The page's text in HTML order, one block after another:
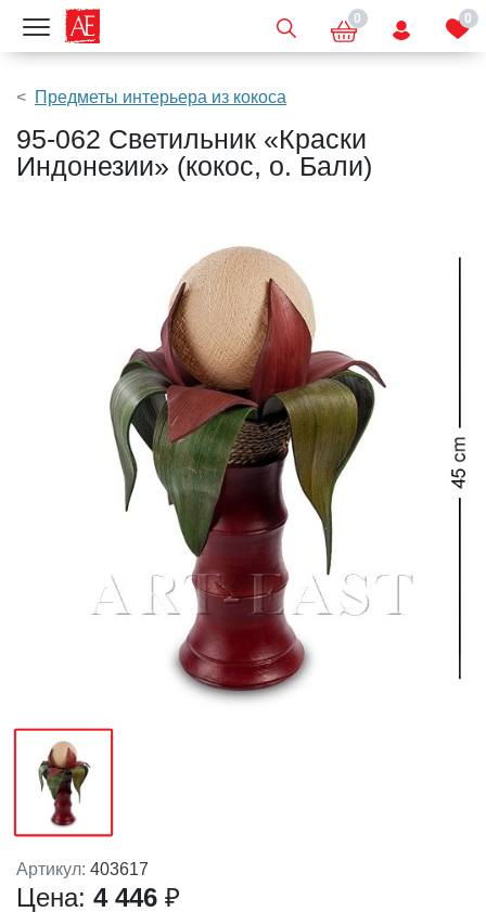
Показать меню 0 0
Предметы интерьера из кокоса
95-062 Светильник «Краски
Индонезии» (кокос, о. Бали)
Артикул: 403617
Цена: 4 446 ₽